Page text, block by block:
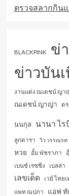
ตรวจสลากกิน
BLACKPINK ข่
ข่าวบันเ
งานแต่ง ณเดชน์ ญา
ณเดชน์ ญาญ่า
ด
นนกุล นานา ไร
ลูกดารา วิว วรรณรท
หวย อั้ม พัชราภา
เบนซ์ เรซซิ่ง เบลล่า
เลขเด็ด เวย์ ไทย
แพท ณปภา
แอฟ ทั